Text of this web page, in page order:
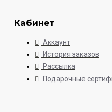
Кабинет
Аккаунт
История заказов
Рассылка
Подарочные